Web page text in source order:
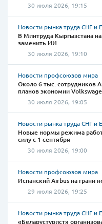
30 июля 2026, 19:15
Новости рынка труда СНГ и
В Минтруда Кыргызстана
заменить ИИ
30 июля 2026, 19:10
Новости профсоюзов мира
Около 6 тыс. сотрудников
планов экономии
30 июля 2026, 19:05
Новости рынка труда СНГ и
Новые нормы режима
силу с 1 сентября
30 июля 2026, 19:00
Новости профсоюзов мира
Испанский Airbus на грани
29 июля 2026, 19:25
Новости рынка труда СНГ и
«Беларустурист»